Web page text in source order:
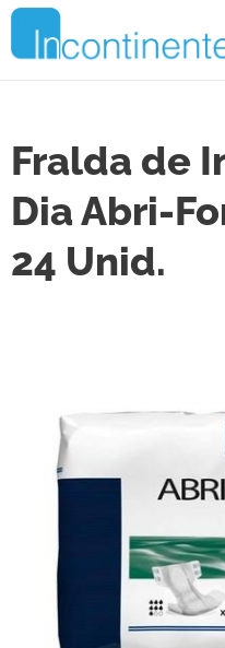
Fralda de
Dia Abri-
24 Unid.